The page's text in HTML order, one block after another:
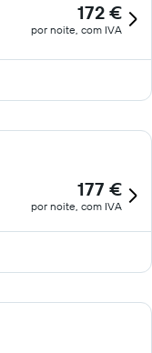
172 €
por noite, com IVA
177 €
por noite, com IVA